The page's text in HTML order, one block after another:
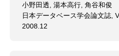
小野田透, 湯本高行, 角谷和俊
日本データベース学会論文誌,
2008.12